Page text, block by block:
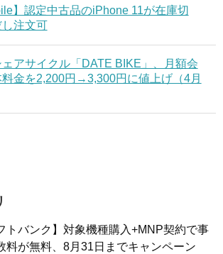
】認定中古品のiPhone 11が在庫切
注文可
アサイクル「DATE BIKE」、月額会
料金を2,200円→3,300円に値上げ（4月
トバンク】対象機種購入+MNP契約で事
料が無料、8月31日までキャンペーン